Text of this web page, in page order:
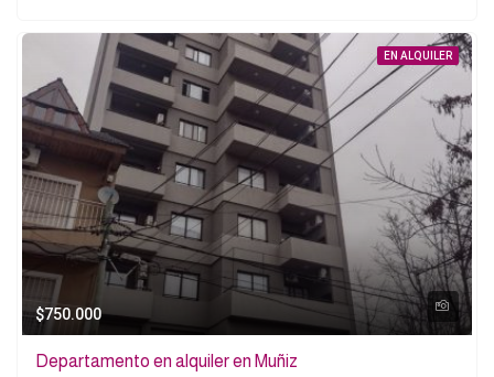
EN ALQUILER
$750.000
Departamento en alquiler en Muñiz